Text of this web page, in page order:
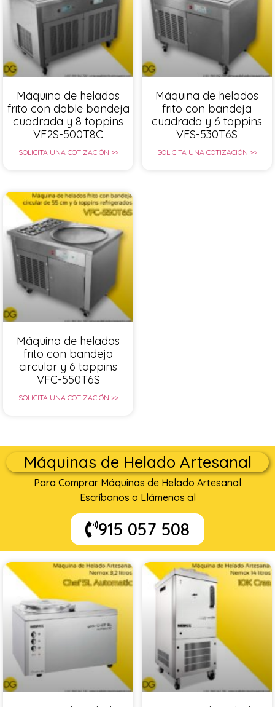
Máquina de helados
frito con doble bandeja
cuadrada y 8 toppins
VF2S-500T8C
SOLICITA UNA COTIZACIÓN >>
Máquina de helados
frito con bandeja
cuadrada y 6 toppins
VFS-530T6S
SOLICITA UNA COTIZACIÓN >>
Máquina de helados
frito con bandeja
circular y 6 toppins
VFC-550T6S
SOLICITA UNA COTIZACIÓN >>
Máquinas de Helado Artesanal
Para Comprar Máquinas de Helado Artesanal
Escríbanos o Llámenos al
915 057 508